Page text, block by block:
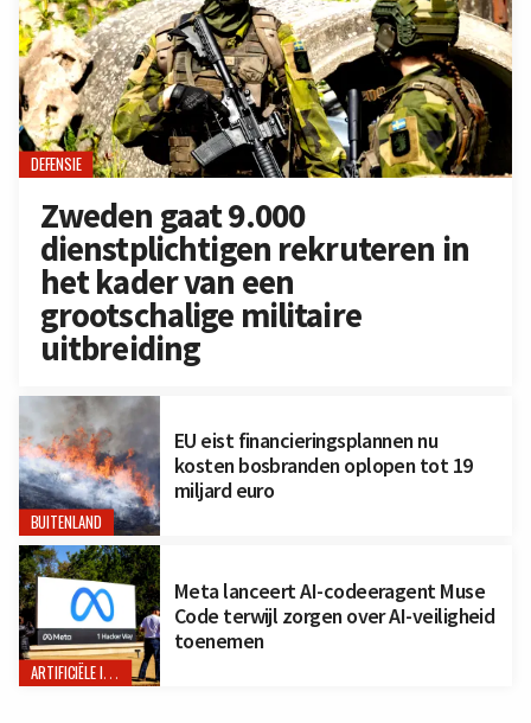
DEFENSIE
Zweden gaat 9.000
dienstplichtigen rekruteren in
het kader van een
grootschalige militaire
uitbreiding
BUITENLAND
EU eist financieringsplannen nu
kosten bosbranden oplopen tot 19
miljard euro
ARTIFICIËLE INTELLIGENTIE
Meta lanceert AI-codeeragent Muse
Code terwijl zorgen over AI-veiligheid
toenemen